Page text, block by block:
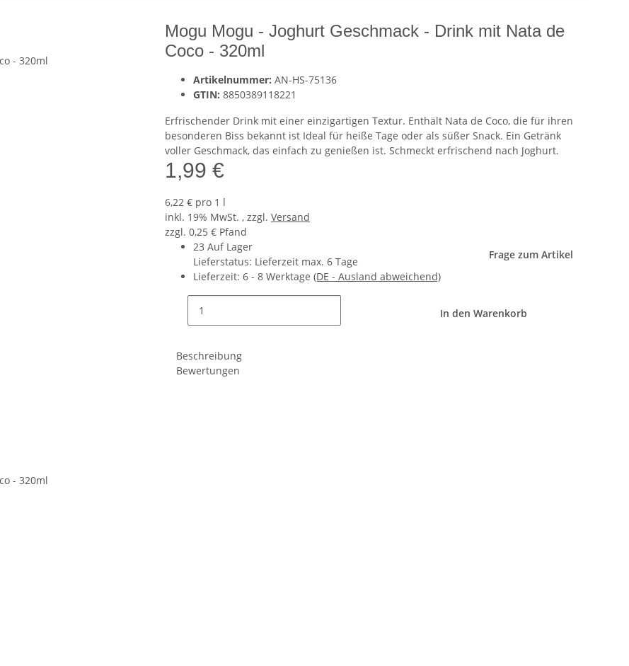
Mogu Mogu - Joghurt Geschmack - Drink mit Nata de
Coco - 320ml
Artikelnummer: AN-HS-75136
GTIN: 8850389118221
Erfrischender Drink mit einer einzigartigen Textur. Enthält Nata de Coco, die für ihren
besonderen Biss bekannt ist Ideal für heiße Tage oder als süßer Snack. Ein Getränk
voller Geschmack, das einfach zu genießen ist. Schmeckt erfrischend nach Joghurt.
1,99 €
6,22 € pro 1 l
inkl. 19% MwSt. , zzgl. Versand
zzgl. 0,25 € Pfand
23 Auf Lager
Lieferstatus: Lieferzeit max. 6 Tage
Lieferzeit: 6 - 8 Werktage (DE - Ausland abweichend)
Frage zum Artikel
In den Warenkorb
Beschreibung
Bewertungen